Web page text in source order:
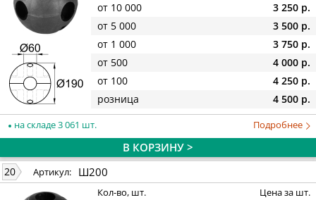
от 10 000
3 250 р.
от 5 000
3 500 р.
от 1 000
3 750 р.
от 500
4 000 р.
от 100
4 250 р.
розница
4 500 р.
на складе 3 061 шт. Подробнее
В КОРЗИНУ >
20 Артикул: Ш200
Кол-во, шт. Цена за шт.